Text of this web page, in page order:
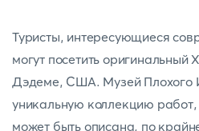
Туристы, интересующиеся
могут посетить оригинальный
Дэдеме, США. Музей Плохого
уникальную коллекцию
может быть описана, по